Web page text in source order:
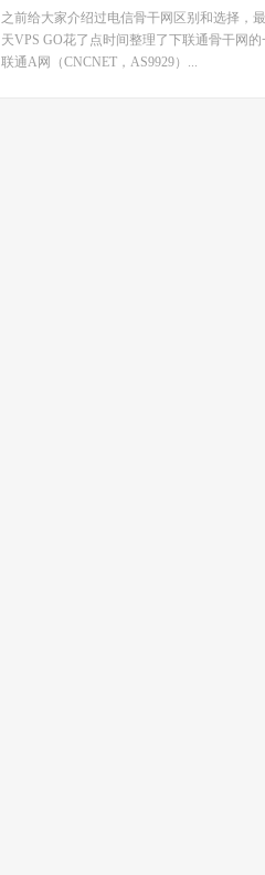
之前给大家介绍过电信骨干网区别和选择，
天VPS GO花了点时间整理了下联通骨干网
联通A网（CNCNET，AS9929）...